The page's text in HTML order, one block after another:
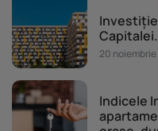
Investiție
20
Indicele